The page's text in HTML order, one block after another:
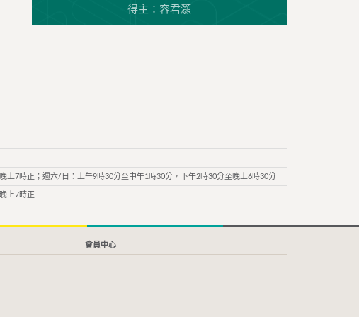
得主：容君灝
上7時正；週六/日：上午9時30分至中午1時30分，下午2時30分至晚上6時30分
上7時正
會員中心